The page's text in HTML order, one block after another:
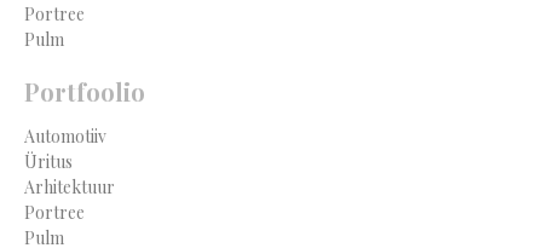
Portree
Pulm
Portfoolio
Automotiiv
Üritus
Arhitektuur
Portree
Pulm